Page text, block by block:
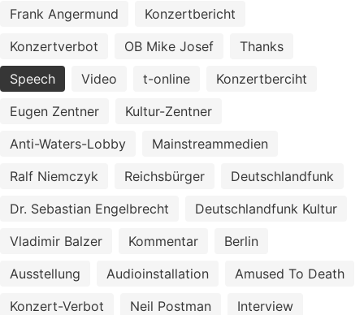
Frank Angermund
Konzertbericht
Konzertverbot
OB Mike Josef
Thanks
Speech
Video t-online
Konzertberciht
Eugen Zentner
Kultur-Zentner
Anti-Waters-Lobby
Mainstreammedien
Ralf Niemczyk
Reichsbürger
Deutschlandfunk
Dr. Sebastian Engelbrecht
Deutschlandfunk Kultur
Vladimir Balzer
Kommentar
Berlin
Ausstellung
Audioinstallation
Amused To Death
Konzert-Verbot
Neil Postman
Interview